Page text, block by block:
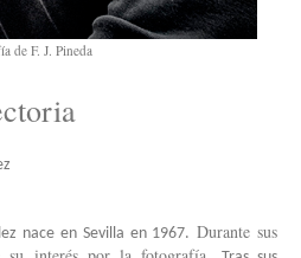
de F. J. Pineda
nace en Sevilla en 1967. Durante sus